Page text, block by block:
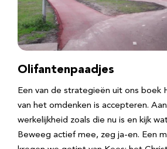
Olifantenpaadjes
Een van de strategieën uit ons boek
van het omdenken is accepteren.
werkelijkheid zoals die nu is en kijk
Beweeg actief mee, zeg ja-en. Een